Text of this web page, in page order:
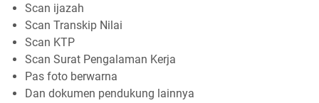
Scan ijazah
Scan Transkip Nilai
Scan KTP
Scan Surat Pengalaman Kerja
Pas foto berwarna
Dan dokumen pendukung lainnya